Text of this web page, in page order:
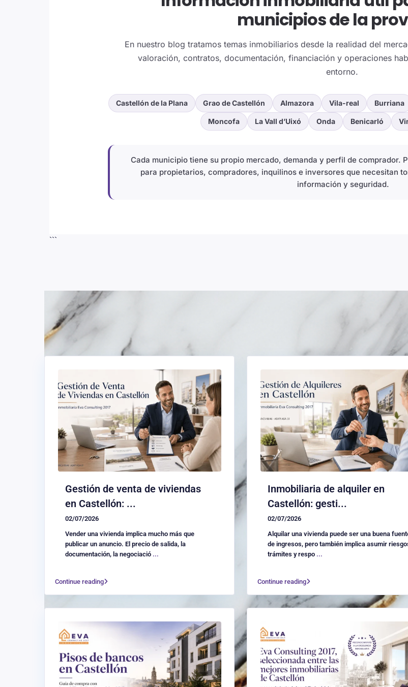
municipios de la
En nuestro blog tratamos temas inmobiliarios desde la realidad del
valoración, contratos, documentación, financiación y operaciones
entorno.
Castellón de la Plana Grao de Castellón Almazora Vila-real Burriana
Moncofa La Vall d’Uixó Onda Benicarló
Cada municipio tiene su propio mercado, demanda y perfil de comprador.
para propietarios, compradores, inquilinos e inversores que necesitan
información y seguridad.
```
Gestión de venta de viviendas
en Castellón: ...
02/07/2026
Vender una vivienda implica mucho más que
publicar un anuncio. El precio de salida, la
documentación, la negociació ...
Continue reading
Inmobiliaria de alquiler en
Castellón: gesti...
02/07/2026
Alquilar una vivienda puede ser una buena
de ingresos, pero también implica asumir
trámites y respo ...
Continue reading